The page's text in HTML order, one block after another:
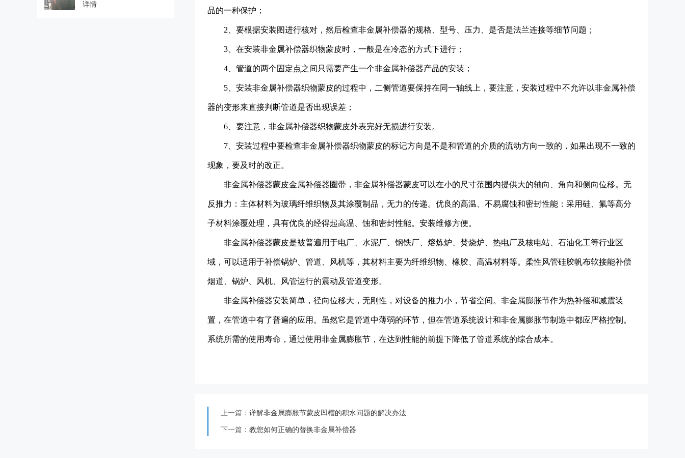
详情
品的一种保护；
2、要根据安装图进行核对，然后检查非金属补偿器的规格、型号、压力、是否是法兰连接等细节问题；
3、在安装非金属补偿器织物蒙皮时，一般是在冷态的方式下进行；
4、管道的两个固定点之间只需要产生一个非金属补偿器产品的安装；
5、安装非金属补偿器织物蒙皮的过程中，二侧管道要保持在同一轴线上，要注意，安装过程中不允许以非金属补偿
器的变形来直接判断管道是否出现误差；
6、要注意，非金属补偿器织物蒙皮外表完好无损进行安装。
7、安装过程中要检查非金属补偿器织物蒙皮的标记方向是不是和管道的介质的流动方向一致的，如果出现不一致的
现象，要及时的改正。
非金属补偿器蒙皮金属补偿器圈带，非金属补偿器蒙皮可以在小的尺寸范围内提供大的轴向、角向和侧向位移。无
反推力：主体材料为玻璃纤维织物及其涂覆制品，无力的传递。优良的高温、不易腐蚀和密封性能：采用硅、氟等高分
子材料涂覆处理，具有优良的经得起高温、蚀和密封性能。安装维修方便。
非金属补偿器蒙皮是被普遍用于电厂、水泥厂、钢铁厂、熔炼炉、焚烧炉、热电厂及核电站、石油化工等行业区
域，可以适用于补偿锅炉、管道、风机等，其材料主要为纤维织物、橡胶、高温材料等。柔性风管硅胶帆布软接能补偿
烟道、锅炉、风机、风管运行的震动及管道变形。
非金属补偿器安装简单，径向位移大，无刚性，对设备的推力小，节省空间。非金属膨胀节作为热补偿和减震装
置，在管道中有了普遍的应用。虽然它是管道中薄弱的环节，但在管道系统设计和非金属膨胀节制造中都应严格控制。
系统所需的使用寿命，通过使用非金属膨胀节，在达到性能的前提下降低了管道系统的综合成本。
上一篇： 详解非金属膨胀节蒙皮凹槽的积水问题的解决办法
下一篇： 教您如何正确的替换非金属补偿器